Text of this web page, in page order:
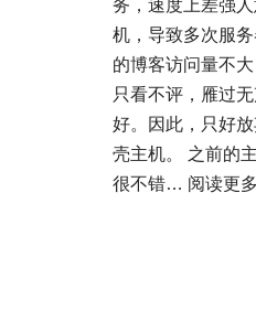
务，速度上差强
机，导致多次服
的博客访问量不
只看不评，雁过
好。因此，只好
壳主机。 之前的
很不错… 阅读更